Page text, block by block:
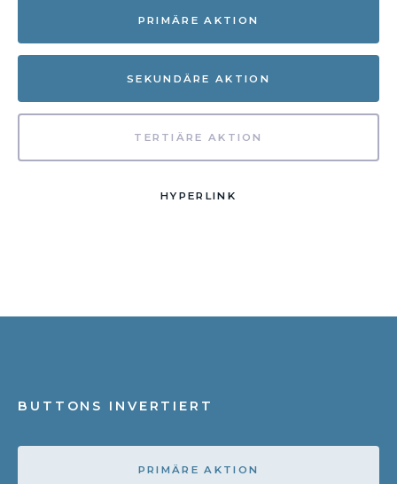
PRIMÄRE AKTION
SEKUNDÄRE AKTION
TERTIÄRE AKTION
HYPERLINK
BUTTONS INVERTIERT
PRIMÄRE AKTION